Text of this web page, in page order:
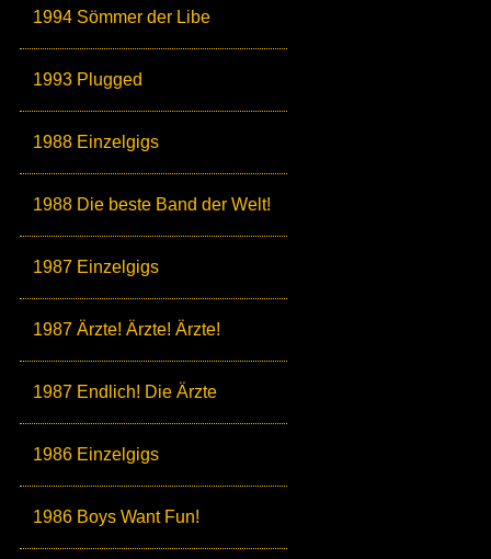
1994 Sömmer der Libe
1993 Plugged
1988 Einzelgigs
1988 Die beste Band der Welt!
1987 Einzelgigs
1987 Ärzte! Ärzte! Ärzte!
1987 Endlich! Die Ärzte
1986 Einzelgigs
1986 Boys Want Fun!